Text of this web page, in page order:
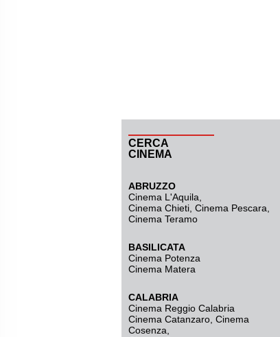
CERCA
CINEMA
ABRUZZO
Cinema L'Aquila
Cinema Chieti, Cinema Pescara,
Cinema Teramo
BASILICATA
Cinema Potenza
Cinema Matera
CALABRIA
Cinema Reggio Calabria
Cinema Catanzaro Cinema
Cosenza